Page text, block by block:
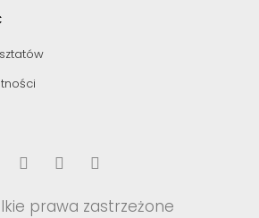
prawa zastrzeżone